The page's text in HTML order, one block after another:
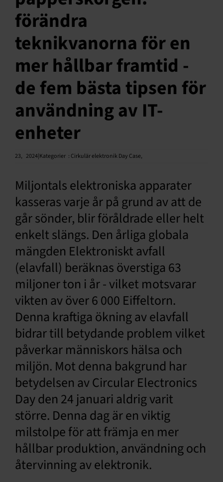
förändra
teknikvanorna för en
mer hållbar framtid -
de fem bästa tipsen för
användning av IT-
enheter
23, 2024|Kategorier : Cirkulär elektronik Day Case,
Miljontals elektroniska apparater
kasseras varje år på grund av att de
går sönder, blir föråldrade eller helt
enkelt slängs. Den årliga globala
mängden Elektroniskt avfall
(elavfall) beräknas överstiga 63
miljoner ton i år - vilket motsvarar
vikten av över 6 000 Eiffeltorn.
Denna kraftiga ökning av elavfall
bidrar till betydande problem vilket
påverkar människors hälsa och
miljön. Mot denna bakgrund har
betydelsen av Circular Electronics
Day den 24 januari aldrig varit
större. Denna dag är en viktig
milstolpe för att främja en mer
hållbar produktion, användning och
återvinning av elektronik.